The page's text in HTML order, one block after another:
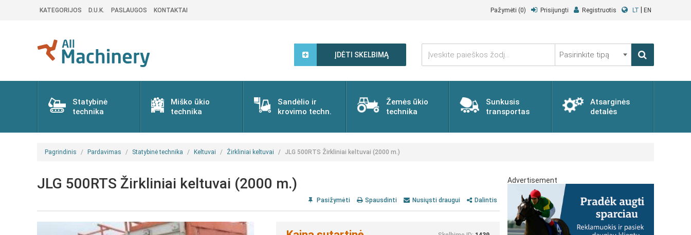
KATEGORIJOS D.U.K. PASLAUGOS KONTAKTAI Pažymėti (0) Prisijungti Registruotis LT EN
ĮDĖTI SKELBIMĄ
Įveskite
paieškos
žodį...
Pasirinkite
tipą
Statybinė
technika
Miško ūkio
technika
Sandėlio ir
krovimo techn.
Žemės ūkio
technika
Sunkusis
transportas
Atsarginės
detalės
Pagrindinis Pardavimas Statybinė technika Keltuvai Žirkliniai keltuvai JLG 500RTS Žirkliniai keltuvai (2000 m.)
JLG 500RTS Žirkliniai keltuvai (2000 m.)
Pasižymėti Spausdinti Nusiųsti draugui Dalintis
Advertisement